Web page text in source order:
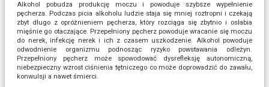
Alkohol pobudza produkcję moczu i powoduje szybsze wypełnienie
pęcherza. Podczas picia alkoholu ludzie staja się mniej roztropni i czekają
zbyt długo z opróżnieniem pęcherza, który rozciąga się zbytnio i osłabia
mięśnie go otaczające. Przepełniony pęcherz powoduje wracanie się moczu
do nerek, infekcję nerek i ich z czasem uszkodzenie. Alkohol powoduje
odwodnienie organizmu podnosząc ryzyko powstawania odleżyn.
Przepełniony pęcherz może spowodować dysrefleksję autonomiczną,
niebezpieczny wzrost ciśnienia tętniczego co może doprowadzić do zawału,
konwulsji a nawet śmierci.